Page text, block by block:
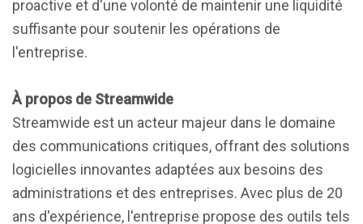
proactive et d'une volonté de maintenir une liquidité
suffisante pour soutenir les opérations de
l'entreprise.
À propos de Streamwide
Streamwide est un acteur majeur dans le domaine
des communications critiques, offrant des solutions
logicielles innovantes adaptées aux besoins des
administrations et des entreprises. Avec plus de 20
ans d'expérience, l'entreprise propose des outils tels